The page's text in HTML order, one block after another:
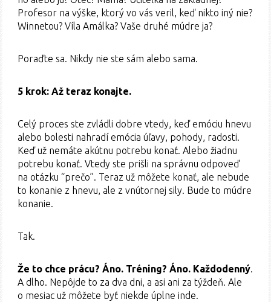
Profesor na výške, ktorý vo vás veril, keď nikto iný nie?
Winnetou? Víla Amálka? Vaše druhé múdre ja?
Poraďte sa. Nikdy nie ste sám alebo sama.
5 krok: Až teraz konajte.
Celý proces ste zvládli dobre vtedy, keď emóciu hnevu
alebo bolesti nahradí emócia úľavy, pohody, radosti.
Keď už nemáte akútnu potrebu konať. Alebo žiadnu
potrebu konať. Vtedy ste prišli na správnu odpoveď
na otázku “prečo”. Teraz už môžete konať, ale nebude
to konanie z hnevu, ale z vnútornej sily. Bude to múdre
konanie.
Tak.
Že to chce prácu? Áno. Tréning? Áno. Každodenný.
A dlho. Nepôjde to za dva dni, a asi ani za týždeň. Ale
o mesiac už môžete byť niekde úplne inde.